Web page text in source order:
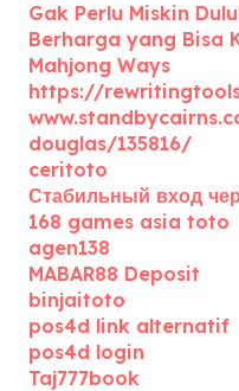
Gak Perlu Miskin
Berharga yang Bisa
Mahjong Ways
https://
douglas/135816/
ceritoto
Стабильный вход
168 games asia toto
agen138
MABAR88 Deposit
binjaitoto
pos4d link alternatif
pos4d login
Taj777book